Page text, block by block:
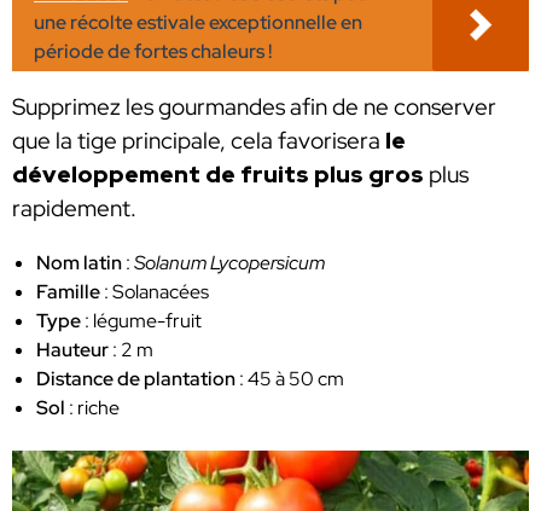
une récolte estivale exceptionnelle en
période de fortes chaleurs !
Supprimez les gourmandes afin de ne conserver
que la tige principale, cela favorisera le
développement de fruits plus gros plus
rapidement.
Nom latin:Solanum Lycopersicum
Famille: Solanacées
Type: légume-fruit
Hauteur: 2 m
Distance de plantation: 45 à 50 cm
Sol : riche